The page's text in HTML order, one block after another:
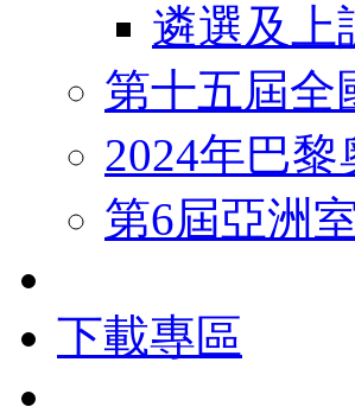
遴選及上
第十五屆全
2024年巴
第6屆亞洲
下載專區